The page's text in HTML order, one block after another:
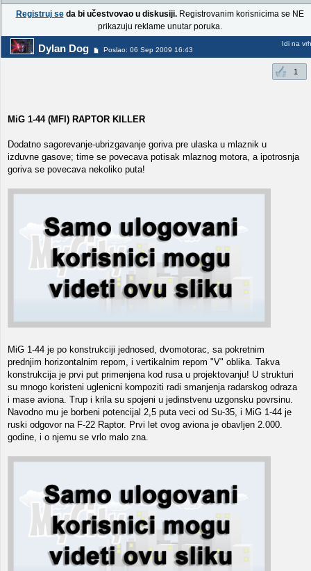
Registruj seda bi učestvovao u diskusiji.Registrovanim korisnicima se NE
prikazuju reklame unutar poruka.
Dylan Dog Poslao: 06 Sep 2009 16:43
Idi na vrh
1
MiG 1-44 (MFI) RAPTOR KILLER
Dodatno sagorevanje-ubrizgavanje goriva pre ulaska u mlaznik u
izduvne gasove; time se povecava potisak mlaznog motora, a ipotrosnja
goriva se povecava nekoliko puta!
MiG 1-44 je po konstrukciji jednosed, dvomotorac, sa pokretnim
prednjim horizontalnim repom, i vertikalnim repom "V" oblika. Takva
konstrukcija je prvi put primenjena kod rusa u projektovanju! U strukturi
su mnogo koristeni uglenicni kompoziti radi smanjenja radarskog odraza
i mase aviona. Trup i krila su spojeni u jedinstvenu uzgonsku povrsinu.
Navodno mu je borbeni potencijal 2,5 puta veci od Su-35, i MiG 1-44 je
ruski odgovor na F-22 Raptor. Prvi let ovog aviona je obavljen 2.000.
godine, i o njemu se vrlo malo zna.